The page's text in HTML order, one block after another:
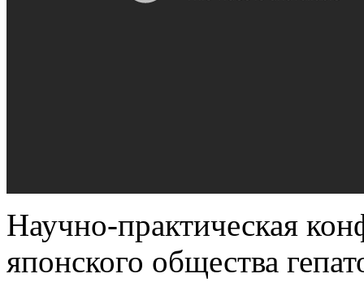
Научно-практическая
японского общества